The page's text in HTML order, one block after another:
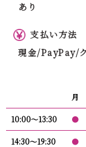
あり
支払い方法
現金/PayPay/
月
10:00〜13:30 ●
14:30〜19:30 ●